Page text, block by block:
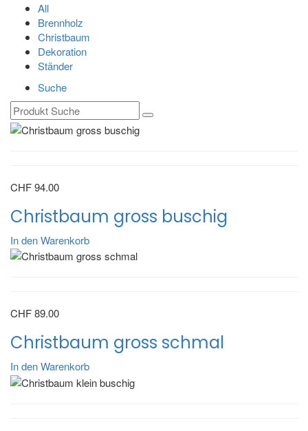
All
Brennholz
Christbaum
Dekoration
Ständer
Suche
CHF94.00
Christbaum gross buschig
In den Warenkorb
CHF89.00
Christbaum gross schmal
In den Warenkorb